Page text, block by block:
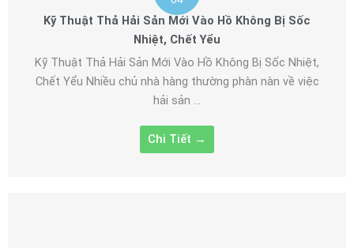
Kỹ Thuật Thả Hải Sản Mới Vào Hồ Không Bị Sốc
Nhiệt, Chết Yểu
Kỹ Thuật Thả Hải Sản Mới Vào Hồ Không Bị Sốc Nhiệt,
Chết Yểu Nhiều chủ nhà hàng thường phàn nàn về việc
hải sản ...
Chi Tiết →